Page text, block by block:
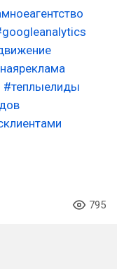
#теплыелиды
795